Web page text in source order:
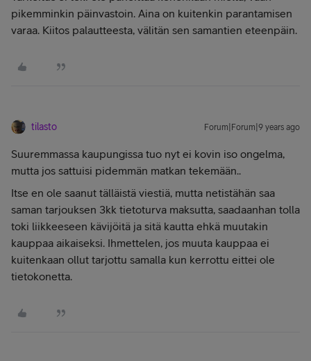
pikemminkin päinvastoin. Aina on kuitenkin parantamisen
varaa. Kiitos palautteesta, välitän sen samantien eteenpäin.
tilasto Forum|Forum|9 years ago
Suuremmassa kaupungissa tuo nyt ei kovin iso ongelma,
mutta jos sattuisi pidemmän matkan tekemään..
Itse en ole saanut tälläistä viestiä, mutta netistähän saa
saman tarjouksen 3kk tietoturva maksutta, saadaanhan tolla
toki liikkeeseen kävijöitä ja sitä kautta ehkä muutakin
kauppaa aikaiseksi. Ihmettelen, jos muuta kauppaa ei
kuitenkaan ollut tarjottu samalla kun kerrottu eittei ole
tietokonetta.